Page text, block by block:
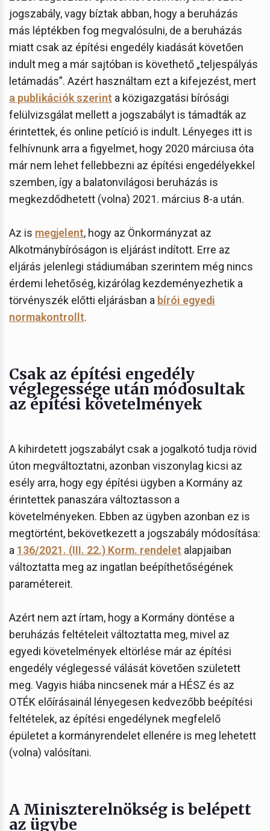
jogszabály, vagy bíztak abban, hogy a beruházás
más léptékben fog megvalósulni, de a beruházás
miatt csak az építési engedély kiadását követően
indult meg a már sajtóban is követhető „teljespályás
letámadás”. Azért használtam ezt a kifejezést, mert
a publikációk szerint a közigazgatási bírósági
felülvizsgálat mellett a jogszabályt is támadták az
érintettek, és online petíció is indult. Lényeges itt is
felhívnunk arra a figyelmet, hogy 2020 márciusa óta
már nem lehet fellebbezni az építési engedélyekkel
szemben, így a balatonvilágosi beruházás is
megkezdődhetett (volna) 2021. március 8-a után.
Az is megjelent, hogy az Önkormányzat az
Alkotmánybíróságon is eljárást indított. Erre az
eljárás jelenlegi stádiumában szerintem még nincs
érdemi lehetőség, kizárólag kezdeményezhetik a
törvényszék előtti eljárásban a bírói egyedi
normakontrollt.
Csak az építési engedély
véglegessége után módosultak
az építési követelmények
A kihirdetett jogszabályt csak a jogalkotó tudja rövid
úton megváltoztatni, azonban viszonylag kicsi az
esély arra, hogy egy építési ügyben a Kormány az
érintettek panaszára változtasson a
követelményeken. Ebben az ügyben azonban ez is
megtörtént, bekövetkezett a jogszabály módosítása:
a 136/2021. (III. 22.) Korm. rendelet alapjaiban
változtatta meg az ingatlan beépíthetőségének
paramétereit.
Azért nem azt írtam, hogy a Kormány döntése a
beruházás feltételeit változtatta meg, mivel az
egyedi követelmények eltörlése már az építési
engedély véglegessé válását követően született
meg. Vagyis hiába nincsenek már a HÉSZ és az
OTÉK előírásainál lényegesen kedvezőbb beépítési
feltételek, az építési engedélynek megfelelő
épületet a kormányrendelet ellenére is meg lehetett
(volna) valósítani.
A Miniszterelnökség is belépett
az ügybe